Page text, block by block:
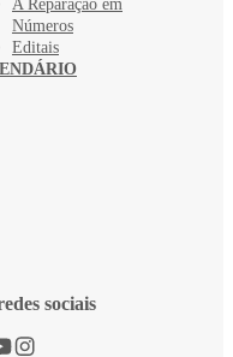
A Reparação em
Números
Editais
sociais